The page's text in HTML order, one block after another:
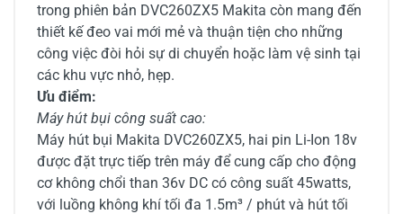
trong phiên bản DVC260ZX5 Makita còn mang đến
thiết kế đeo vai mới mẻ và thuận tiện cho những
công việc đòi hỏi sự di chuyển hoặc làm vệ sinh tại
các khu vực nhỏ, hẹp.
Ưu điểm:
Máy hút bụi công suất cao:
Máy hút bụi Makita DVC260ZX5, hai pin Li-Ion 18v
được đặt trực tiếp trên máy để cung cấp cho động
cơ không chổi than 36v DC có công suất 45watts,
với luồng không khí tối đa 1.5m³ / phút và hút tối